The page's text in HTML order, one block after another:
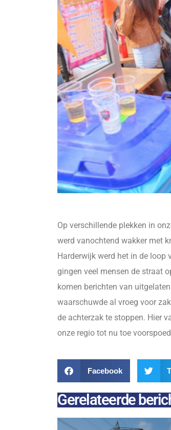
Op verschillende plekken in
werd vanochtend wakker met
Harderwijk werd het in de loop
gingen veel mensen de straat
komen berichten van
waarschuwde al vroeg voor
de achterzak te stoppen. Hier
onze regio tot nu toe
Facebook
Gerelateerde